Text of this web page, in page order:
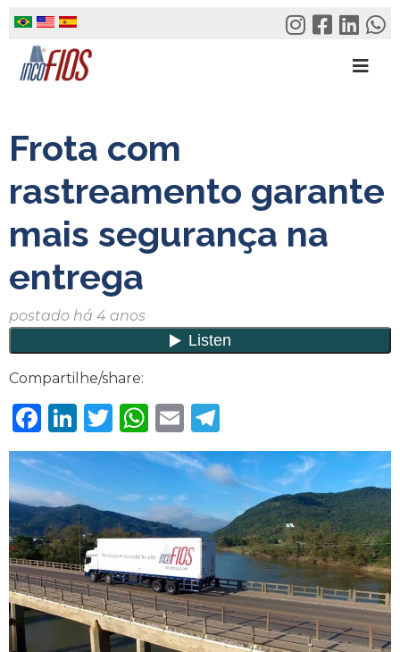
content
Frota com
rastreamento garante
mais segurança na
entrega
postado há 4 anos
Compartilhe/share:
Facebook
LinkedIn
Twitter
WhatsApp
Email